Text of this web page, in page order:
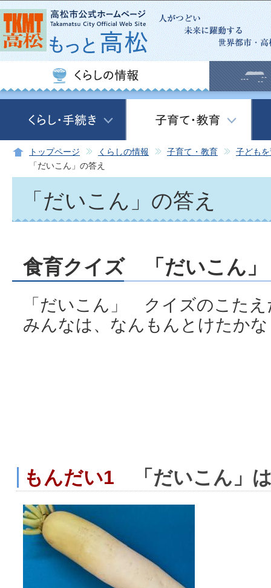
この
トップページ くらしの情報 子育て・教育
子ども
「だいこん」の答え
「だいこん」の答え
食育クイズ 「だいこん
「だいこん」 クイズのこたえ
みんなは、なんもんとけたか
もんだい1 「だいこん」